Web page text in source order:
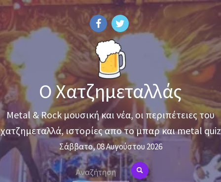
Skip
content
Ο Χατζημεταλλάς
Metal & Rock μουσική και νέα, οι περιπέτειες του
χατζημεταλλά, ιστορίες απο το μπαρ και metal quiz
Σάββατο, 08 Αυγούστου 2026
Search